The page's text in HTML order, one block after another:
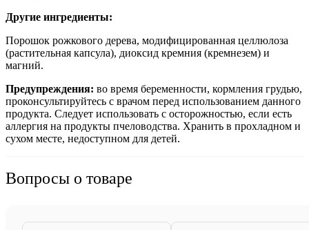
Другие ингредиенты:
Порошок рожкового дерева, модифицированная целлюлоза
(растительная капсула), диоксид кремния (кремнезем) и
магний.
Предупреждения: во время беременности, кормления грудью,
проконсультируйтесь с врачом перед использованием данного
продукта. Следует использовать с осторожностью, если есть
аллергия на продукты пчеловодства. Хранить в прохладном и
сухом месте, недоступном для детей.
Вопросы о товаре